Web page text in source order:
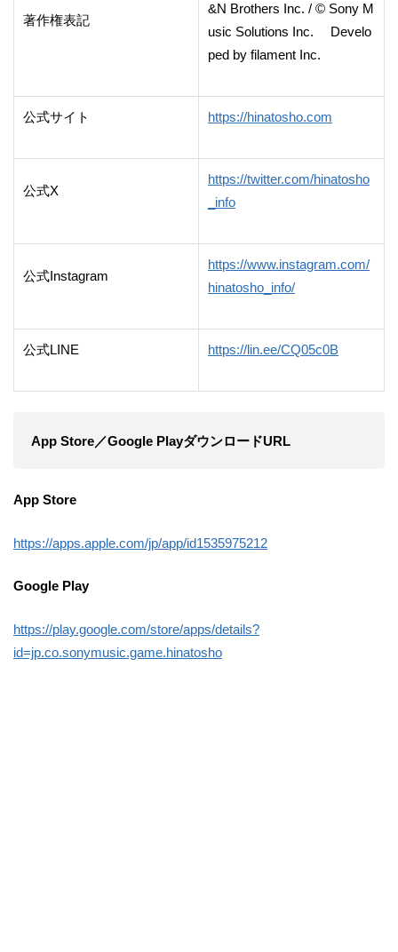
著作権表記
&N Brothers Inc. / © Sony M
usic Solutions Inc. Develo
ped by filament Inc.
公式サイト https://hinatosho.com
公式X
https://twitter.com/hinatosho
_info
公式Instagram
https://www.instagram.com/
hinatosho_info/
公式LINE https://lin.ee/CQ05c0B
App Store／Google PlayダウンロードURL
App Store
https://apps.apple.com/jp/app/id1535975212
Google Play
https://play.google.com/store/apps/details?
id=jp.co.sonymusic.game.hinatosho